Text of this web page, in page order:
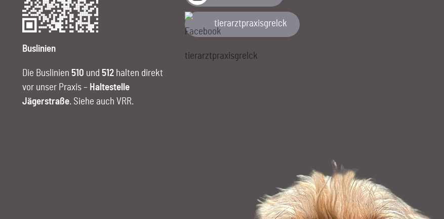
Buslinien
Die Buslinien510 und512 halten direkt
vor unser Praxis – Haltestelle
Jägerstraße. Siehe auch VRR.
tierarztpraxisgrelck